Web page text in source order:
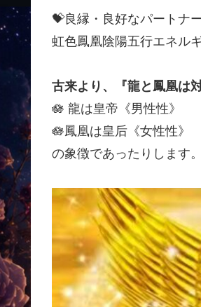
💝良縁・良好なパートナ
虹色鳳凰陰陽五行エネル
古来より、『龍と鳳凰は
🪷 龍は皇帝《男性性》
🪷鳳凰は皇后《女性性》
の象徴であったりします。